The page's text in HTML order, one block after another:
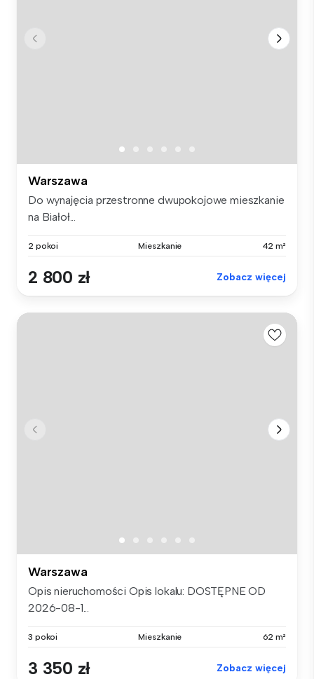
Warszawa
Do wynajęcia przestronne dwupokojowe mieszkanie
na Białoł...
2 pokoi Mieszkanie 42 m²
2 800 zł Zobacz więcej
Warszawa
Opis nieruchomości Opis lokalu: DOSTĘPNE OD
2026-08-1...
3 pokoi Mieszkanie 62 m²
3 350 zł Zobacz więcej